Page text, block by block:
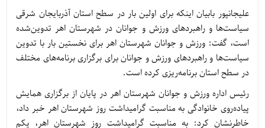
علیجانپور بابیان اینکه برای اولین بار در سطح استان آذربایجان شرقی
سیاست‌ها و راهبردهای ورزش و جوانان در شهرستان اهر تدوین‌شده
است، گفت: ورزش و جوانان شهرستان اهر برای نخستین بار با تدوین
سیاست‌ها و راهبردهای ورزش و جوانان برای برگزاری برنامه‌های مختلف
در سطح استان برنامه‌ریزی کرده است.
رئیس اداره ورزش و جوانان شهرستان اهر در پایان از برگزاری همایش
پیاده‌روی خانوادگی به مناسبت گرامیداشت روز شهرستان اهر خبر داد،
خاطرنشان کرد: به مناسبت گرامیداشت روز شهرستان اهر، یکم